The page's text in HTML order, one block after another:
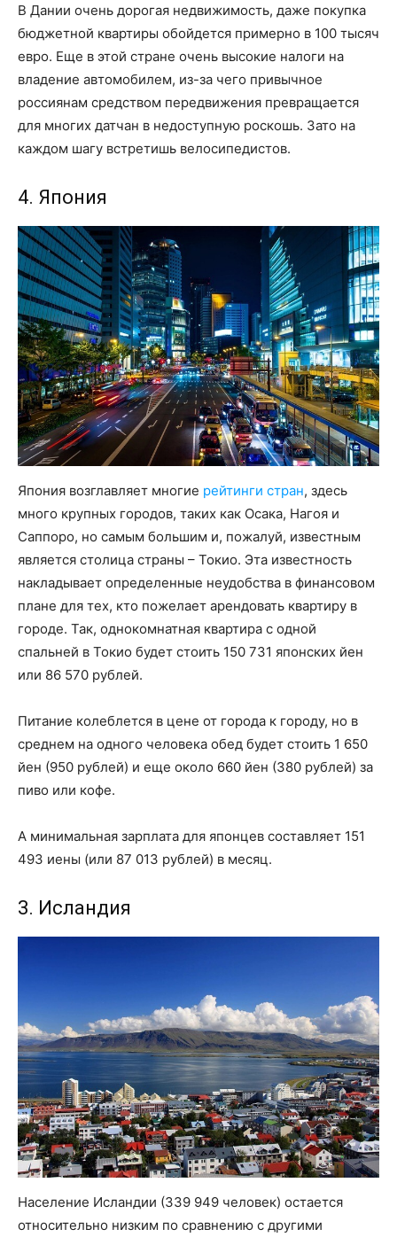
В Дании очень дорогая недвижимость, даже покупка
бюджетной квартиры обойдется примерно в 100 тысяч
евро. Еще в этой стране очень высокие налоги на
владение автомобилем, из-за чего привычное
россиянам средством передвижения превращается
для многих датчан в недоступную роскошь. Зато на
каждом шагу встретишь велосипедистов.
4. Япония
Япония возглавляет многие рейтинги стран, здесь
много крупных городов, таких как Осака, Нагоя и
Саппоро, но самым большим и, пожалуй, известным
является столица страны – Токио. Эта известность
накладывает определенные неудобства в финансовом
плане для тех, кто пожелает арендовать квартиру в
городе. Так, однокомнатная квартира с одной
спальней в Токио будет стоить 150 731 японских йен
или 86 570 рублей.
Питание колеблется в цене от города к городу, но в
среднем на одного человека обед будет стоить 1 650
йен (950 рублей) и еще около 660 йен (380 рублей) за
пиво или кофе.
А минимальная зарплата для японцев составляет 151
493 иены (или 87 013 рублей) в месяц.
3. Исландия
Население Исландии (339 949 человек) остается
относительно низким по сравнению с другими